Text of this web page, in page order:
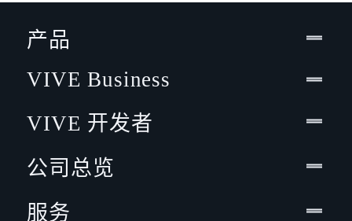
产品
VIVE Business
VIVE 开发者
公司总览
服务